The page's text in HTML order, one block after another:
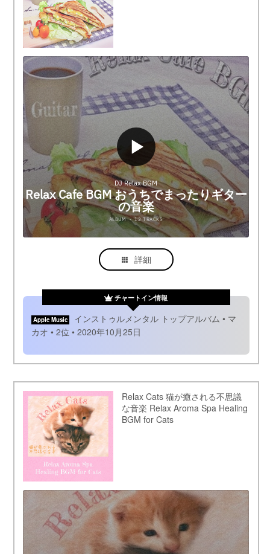
詳細
チャートイン情報
Apple Music
インストゥルメンタル トップアルバム • マ
カオ • 2位 • 2020年10月25日
Relax Cats 猫が癒される不思議
な音楽 Relax Aroma Spa Healing
BGM for Cats